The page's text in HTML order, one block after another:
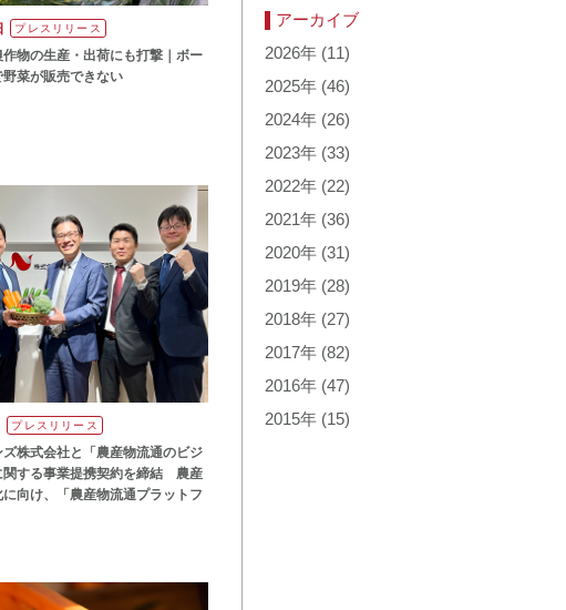
プレスリリース
物の⽣産・出荷にも打撃｜ボー
野菜が販売できない
プレスリリース
株式会社と「農産物流通のビジ
関する事業提携契約を締結 農産
向け、「農産物流通プラットフ
アーカイブ
2026年 (11)
2025年 (46)
2024年 (26)
2023年 (33)
2022年 (22)
2021年 (36)
2020年 (31)
2019年 (28)
2018年 (27)
2017年 (82)
2016年 (47)
2015年 (15)